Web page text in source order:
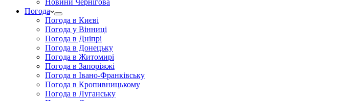
Новини Чернігова
Погода
Погода в Києві
Погода у Вінниці
Погода в Дніпрі
Погода в Донецьку
Погода в Житомирі
Погода в Запоріжжі
Погода в Івано-Франківську
Погода в Кропивницькому
Погода в Луганську